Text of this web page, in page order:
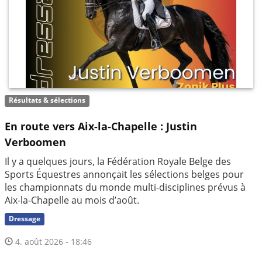
Résultats & sélections
En route vers Aix-la-Chapelle : Justin
Verboomen
Il y a quelques jours, la Fédération Royale Belge des
Sports Équestres annonçait les sélections belges pour
les championnats du monde multi-disciplines prévus à
Aix-la-Chapelle au mois d’août.
Dressage
4. août 2026 - 18:46